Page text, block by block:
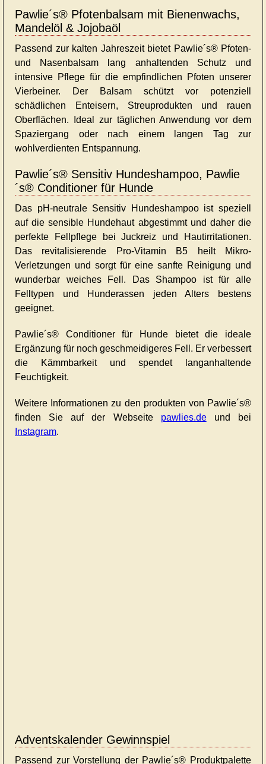
Pawlie´s® Pfotenbalsam mit Bienenwachs,
Mandelöl & Jojobaöl
Passend zur kalten Jahreszeit bietet Pawlie´s® Pfoten-
und Nasenbalsam lang anhaltenden Schutz und
intensive Pflege für die empfindlichen Pfoten unserer
Vierbeiner. Der Balsam schützt vor potenziell
schädlichen Enteisern, Streuprodukten und rauen
Oberflächen. Ideal zur täglichen Anwendung vor dem
Spaziergang oder nach einem langen Tag zur
wohlverdienten Entspannung.
Pawlie´s® Sensitiv Hundeshampoo, Pawlie
´s® Conditioner für Hunde
Das pH-neutrale Sensitiv Hundeshampoo ist speziell
auf die sensible Hundehaut abgestimmt und daher die
perfekte Fellpflege bei Juckreiz und Hautirritationen.
Das revitalisierende Pro-Vitamin B5 heilt Mikro-
Verletzungen und sorgt für eine sanfte Reinigung und
wunderbar weiches Fell. Das Shampoo ist für alle
Felltypen und Hunderassen jeden Alters bestens
geeignet.
Pawlie´s® Conditioner für Hunde bietet die ideale
Ergänzung für noch geschmeidigeres Fell. Er verbessert
die Kämmbarkeit und spendet langanhaltende
Feuchtigkeit.
Weitere Informationen zu den produkten von Pawlie´s®
finden Sie auf der Webseite pawlies.deund bei
Instagram.
Adventskalender Gewinnspiel
Passend zur Vorstellung der Pawlie´s® Produktpalette